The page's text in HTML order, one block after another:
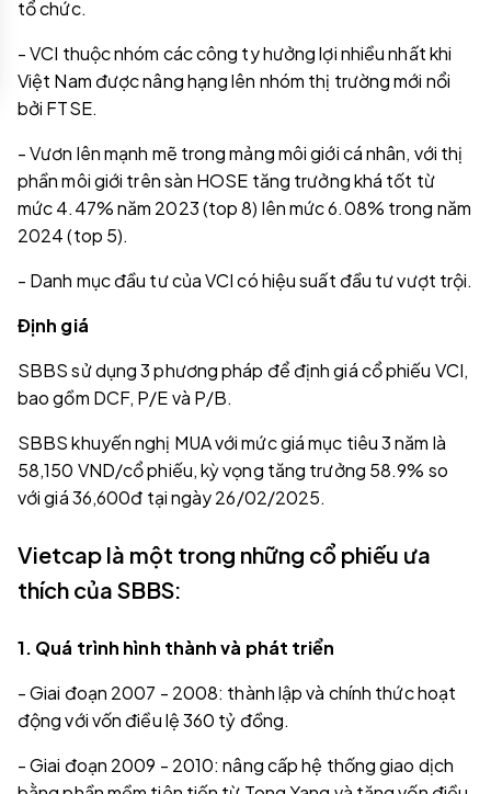
tổ chức.
- VCI thuộc nhóm các công ty hưởng lợi nhiều nhất khi
Việt Nam được nâng hạng lên nhóm thị trường mới nổi
bởi FTSE.
- Vươn lên mạnh mẽ trong mảng môi giới cá nhân, với thị
phần môi giới trên sàn HOSE tăng trưởng khá tốt từ
mức 4.47% năm 2023 (top 8) lên mức 6.08% trong năm
2024 (top 5).
- Danh mục đầu tư của VCI có hiệu suất đầu tư vượt trội.
Định giá
SBBS sử dụng 3 phương pháp để định giá cổ phiếu VCI,
bao gồm DCF, P/E và P/B.
SBBS khuyến nghị MUA với mức giá mục tiêu 3 năm là
58,150 VND/cổ phiếu, kỳ vọng tăng trưởng 58.9% so
với giá 36,600đ tại ngày 26/02/2025.
Vietcap là một trong những cổ phiếu ưa
thích của SBBS:
1. Quá trình hình thành và phát triển
- Giai đoạn 2007 - 2008: thành lập và chính thức hoạt
động với vốn điều lệ 360 tỷ đồng.
- Giai đoạn 2009 - 2010: nâng cấp hệ thống giao dịch